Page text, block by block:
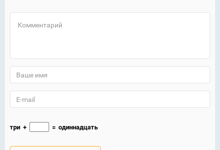
три + = одиннадцать